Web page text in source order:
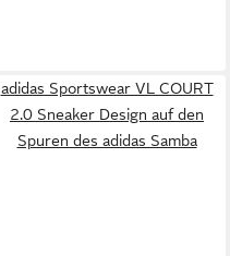
adidas Sportswear VL COURT
2.0 Sneaker Design auf den
Spuren des adidas Samba